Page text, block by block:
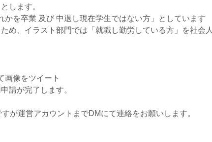
します。
を卒業 及び 中退し現在学生ではない方」としています
め、イラスト部門では「就職し勤労している方」を社会人
像をツイート
請が完了します。
が運営アカウントまでDMにて連絡をお願いします。